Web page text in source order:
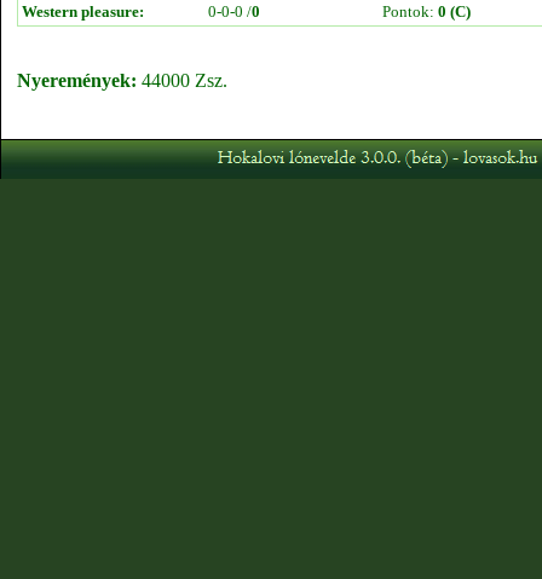
Western pleasure:
0-0-0 /0 Pontok: 0 (C)
Nyeremények: 44000 Zsz.